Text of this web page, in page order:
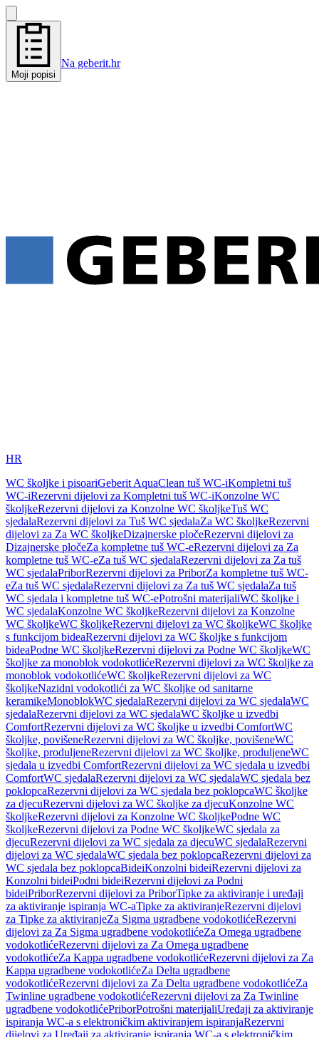
Moji popisi
Na geberit.hr
HR
WC školjke i pisoariGeberit AquaClean tuš WC-iKompletni tuš
WC-iRezervni dijelovi za Kompletni tuš WC-iKonzolne WC
školjkeRezervni dijelovi za Konzolne WC školjkeTuš WC
sjedalaRezervni dijelovi za Tuš WC sjedalaZa WC školjkeRezervni
dijelovi za Za WC školjkeDizajnerske pločeRezervni dijelovi za
Dizajnerske pločeZa kompletne tuš WC-eRezervni dijelovi za Za
kompletne tuš WC-eZa tuš WC sjedalaRezervni dijelovi za Za tuš
WC sjedalaPriborRezervni dijelovi za PriborZa kompletne tuš WC-
eZa tuš WC sjedalaRezervni dijelovi za Za tuš WC sjedalaZa tuš
WC sjedala i kompletne tuš WC-ePotrošni materijaliWC školjke i
WC sjedalaKonzolne WC školjkeRezervni dijelovi za Konzolne
WC školjkeWC školjkeRezervni dijelovi za WC školjkeWC školjke
s funkcijom bideaRezervni dijelovi za WC školjke s funkcijom
bideaPodne WC školjkeRezervni dijelovi za Podne WC školjkeWC
školjke za monoblok vodokotlićeRezervni dijelovi za WC školjke za
monoblok vodokotlićeWC školjkeRezervni dijelovi za WC
školjkeNazidni vodokotlići za WC školjke od sanitarne
keramikeMonoblokWC sjedalaRezervni dijelovi za WC sjedalaWC
sjedalaRezervni dijelovi za WC sjedalaWC školjke u izvedbi
ComfortRezervni dijelovi za WC školjke u izvedbi ComfortWC
školjke, povišeneRezervni dijelovi za WC školjke, povišeneWC
školjke, produljeneRezervni dijelovi za WC školjke, produljeneWC
sjedala u izvedbi ComfortRezervni dijelovi za WC sjedala u izvedbi
ComfortWC sjedalaRezervni dijelovi za WC sjedalaWC sjedala bez
poklopcaRezervni dijelovi za WC sjedala bez poklopcaWC školjke
za djecuRezervni dijelovi za WC školjke za djecuKonzolne WC
školjkeRezervni dijelovi za Konzolne WC školjkePodne WC
školjkeRezervni dijelovi za Podne WC školjkeWC sjedala za
djecuRezervni dijelovi za WC sjedala za djecuWC sjedalaRezervni
dijelovi za WC sjedalaWC sjedala bez poklopcaRezervni dijelovi za
WC sjedala bez poklopcaBideiKonzolni bideiRezervni dijelovi za
Konzolni bideiPodni bideiRezervni dijelovi za Podni
bideiPriborRezervni dijelovi za PriborTipke za aktiviranje i uređaji
za aktiviranje ispiranja WC-aTipke za aktiviranjeRezervni dijelovi
za Tipke za aktiviranjeZa Sigma ugradbene vodokotlićeRezervni
dijelovi za Za Sigma ugradbene vodokotlićeZa Omega ugradbene
vodokotlićeRezervni dijelovi za Za Omega ugradbene
vodokotlićeZa Kappa ugradbene vodokotlićeRezervni dijelovi za Za
Kappa ugradbene vodokotlićeZa Delta ugradbene
vodokotlićeRezervni dijelovi za Za Delta ugradbene vodokotlićeZa
Twinline ugradbene vodokotlićeRezervni dijelovi za Za Twinline
ugradbene vodokotlićePriborPotrošni materijaliUređaji za aktiviranje
ispiranja WC-a s elektroničkim aktiviranjem ispiranjaRezervni
dijelovi za Uređaji za aktiviranje ispiranja WC-a s elektroničkim